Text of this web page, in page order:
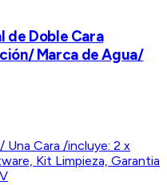
de Doble Cara
Marca de Agua/